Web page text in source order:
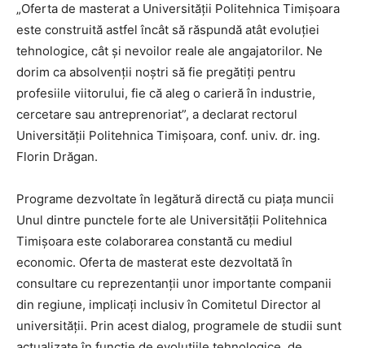
„Oferta de masterat a Universității Politehnica Timișoara
este construită astfel încât să răspundă atât evoluției
tehnologice, cât și nevoilor reale ale angajatorilor. Ne
dorim ca absolvenții noștri să fie pregătiți pentru
profesiile viitorului, fie că aleg o carieră în industrie,
cercetare sau antreprenoriat”, a declarat rectorul
Universității Politehnica Timișoara, conf. univ. dr. ing.
Florin Drăgan.
Programe dezvoltate în legătură directă cu piața muncii
Unul dintre punctele forte ale Universității Politehnica
Timișoara este colaborarea constantă cu mediul
economic. Oferta de masterat este dezvoltată în
consultare cu reprezentanții unor importante companii
din regiune, implicați inclusiv în Comitetul Director al
universității. Prin acest dialog, programele de studii sunt